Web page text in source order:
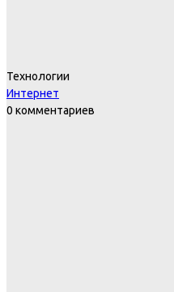
Технологии
Интернет
0 комментариев